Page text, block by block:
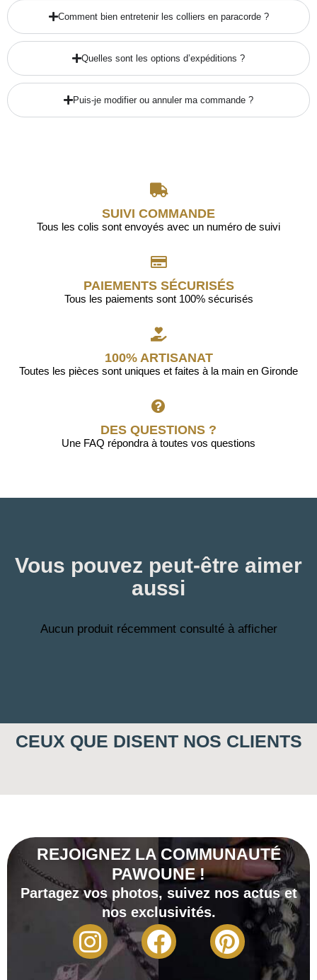
Comment bien entretenir les colliers en paracorde ?
Quelles sont les options d’expéditions ?
Puis-je modifier ou annuler ma commande ?
SUIVI COMMANDE
Tous les colis sont envoyés avec un numéro de suivi
PAIEMENTS SÉCURISÉS
Tous les paiements sont 100% sécurisés
100% ARTISANAT
Toutes les pièces sont uniques et faites à la main en Gironde
DES QUESTIONS ?
Une FAQ répondra à toutes vos questions
Vous pouvez peut-être aimer
aussi
Aucun produit récemment consulté à afficher
CEUX QUE DISENT NOS CLIENTS
REJOIGNEZ LA COMMUNAUTÉ
PAWOUNE !
Partagez vos photos, suivez nos actus et
nos exclusivités.